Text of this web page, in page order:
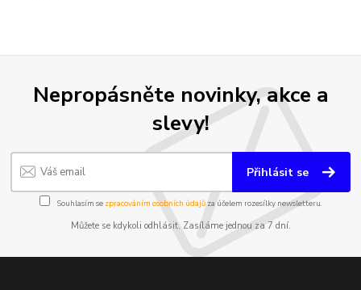
Nepropásněte novinky, akce a
slevy!
Přihlásit se
Souhlasím se zpracováním osobních údajůza účelem rozesílky newsletteru.
Můžete se kdykoli odhlásit. Zasíláme jednou za 7 dní.